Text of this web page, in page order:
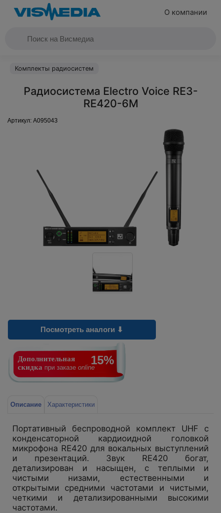
О компании
Комплекты радиосистем
Радиосистема Electro Voice RE3-
RE420-6M
Артикул: A095043
Посмотреть аналоги ⬇
Дополнительная
скидкапри заказеonline
15%
Описание Характеристики
Портативный беспроводной комплект UHF с
конденсаторной кардиоидной головкой
микрофона RE420 для вокальных выступлений
и презентаций. Звук RE420 богат,
детализирован и насыщен, с теплыми и
чистыми низами, естественными и
открытыми средними частотами и чистыми,
четкими и детализированными высокими
частотами.